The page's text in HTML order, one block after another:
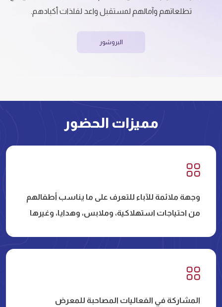
تطلعاتهم وآمالهم لمستقبل واعد لفلذات أكبادهم.
البروشور
مميزات الحضور
وجهة ملائمة للآباء للتعرف على ما يناسب أطفالهم
من احتياجات استهلاكية، وملابس، وهدايا، وغيرها
المشاركة في الفعاليات المصاحبة للمعرض